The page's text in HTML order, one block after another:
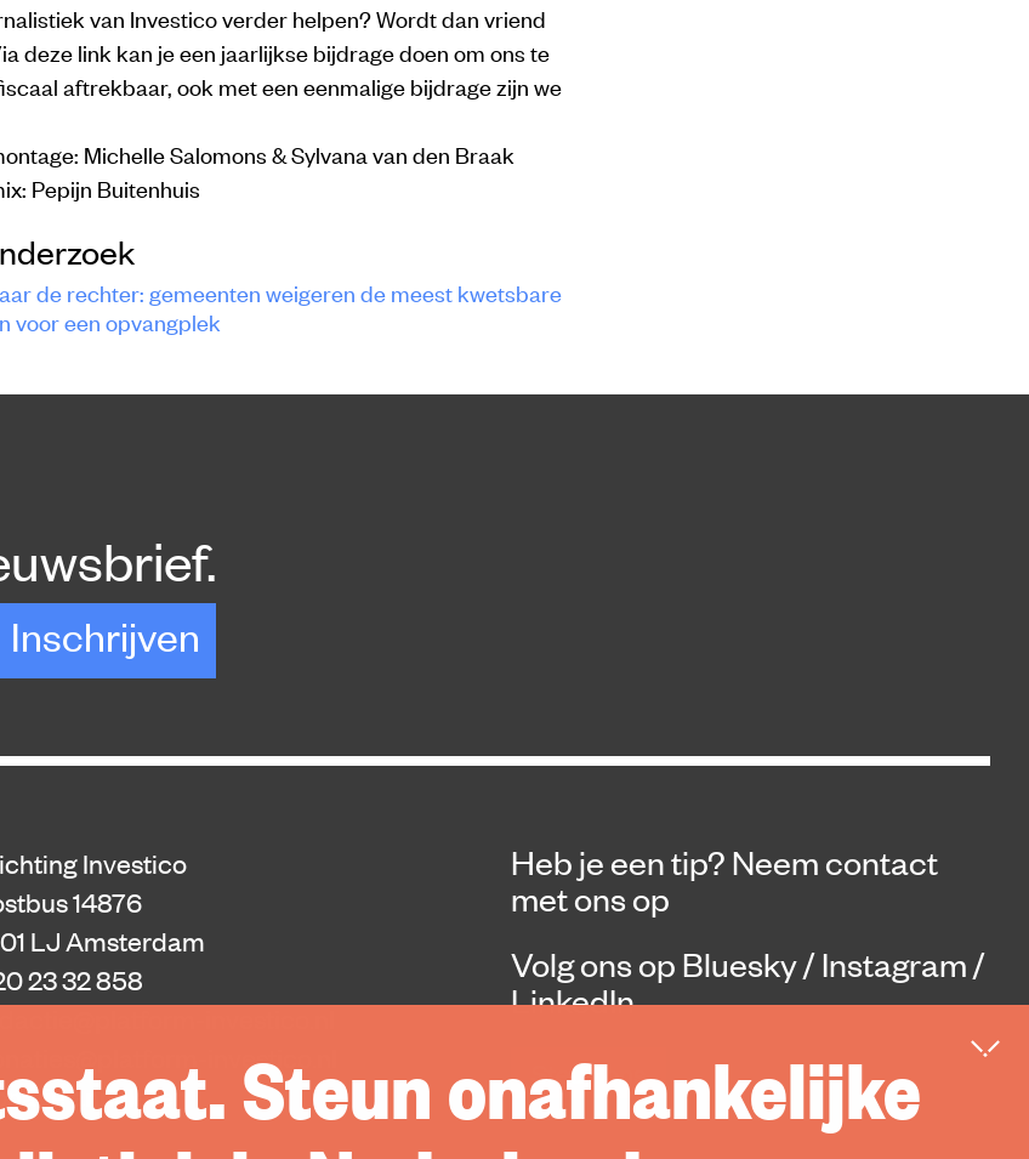
van Investico verder helpen? Wordt dan vriend
deze link kan je een jaarlijkse bijdrage doen om ons te
aftrekbaar, ook met een eenmalige bijdrage zijn we
Michelle Salomons & Sylvana van den Braak
Pepijn Buitenhuis
de rechter: gemeenten weigeren de meest kwetsbare
voor een opvangplek
Inschrijven
Investico
14876
LJ Amsterdam
23 32 858
investico.nl
annuleren
Heb je een tip? Neem contact
met ons op
Volg ons op Bluesky/Instagram/
LinkedIn
Steun ons
Steun onafhankelijke